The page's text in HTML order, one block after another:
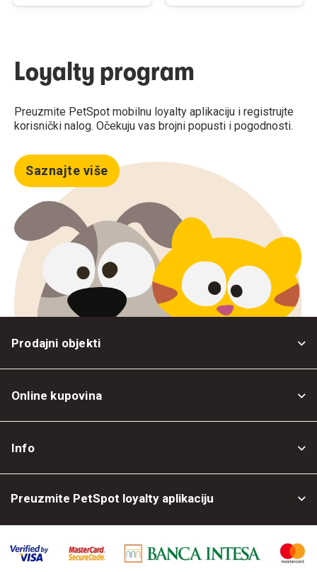
Loyalty program
Preuzmite PetSpot mobilnu loyalty aplikaciju i registrujte
korisnički nalog. Očekuju vas brojni popusti i pogodnosti.
Saznajte više
Prodajni objekti
Online kupovina
Info
Preuzmite PetSpot loyalty aplikaciju